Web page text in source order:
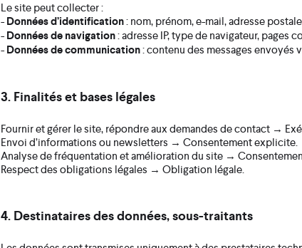
Le site peut collecter :
- Données d’identification: nom, prénom, e-mail, adresse
- Données de navigation: adresse IP, type de navigateur, pages
- Données de communication: contenu des messages envoyés
3. Finalités et bases légales
Fournir et gérer le site, répondre aux demandes de contact →
Envoi d’informations ou newsletters → Consentement explicite.
Analyse de fréquentation et amélioration du site →
Respect des obligations légales → Obligation légale.
4. Destinataires des données, sous-traitants